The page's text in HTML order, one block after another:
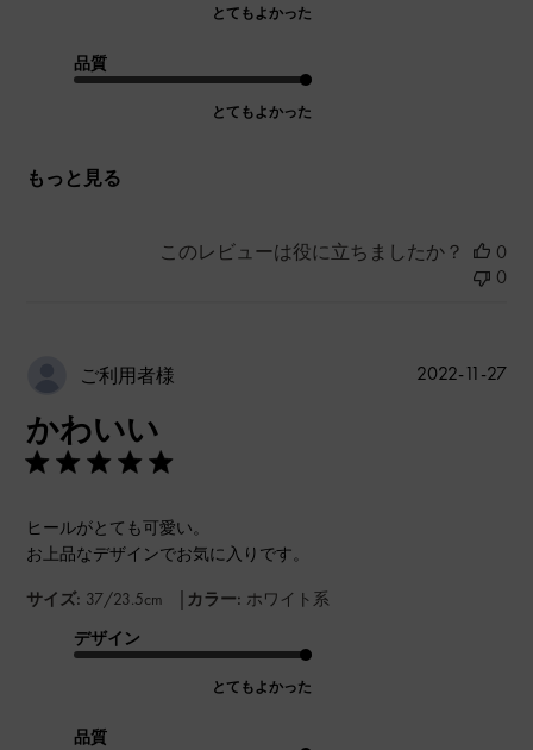
とてもよかった
品質
とてもよかった
もっと見る
このレビューは役に立ちましたか？
0
0
ご利用者様
かわいい
ヒールがとても可愛い。
お上品なデザインでお気に入りです。
サイズ: 37/23.5cm | カラー: ホワイト系
デザイン
とてもよかった
品質
公
2022-11-27